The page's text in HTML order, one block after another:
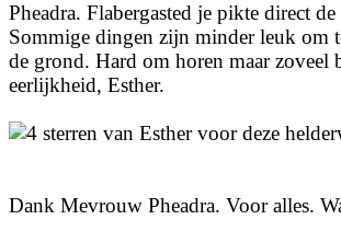
Pheadra. Flabergasted je pikte direct
Sommige dingen zijn minder leuk om
de grond. Hard om horen maar zoveel
eerlijkheid, Esther.
Dank Mevrouw Pheadra. Voor alles.